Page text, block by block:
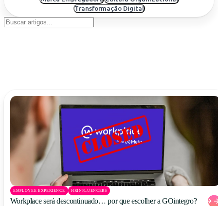
USA
Transformação Digital
EMPLOYEE EXPERIENCE HRINFLUENCERS
Workplace será descontinuado… por que escolher a GOintegro?